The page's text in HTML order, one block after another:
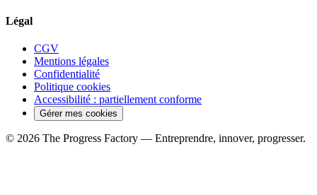
Légal
CGV
Mentions légales
Confidentialité
Politique cookies
Accessibilité : partiellement conforme
Gérer mes cookies
© 2026 The Progress Factory — Entreprendre, innover, progresser.